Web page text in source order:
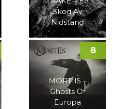
Skog Av
Nidstang
MORTIIS –
Ghosts Of
Europa
8